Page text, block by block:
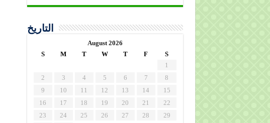
التاريخ
August 2026
S
M T W T F
S
1
2
3 4 5 6 7
8
9
10 11 12 13 14
15
16
17 18 19 20 21
22
23
24 25 26 27 28
29